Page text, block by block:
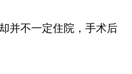
并不一定住院，手术后